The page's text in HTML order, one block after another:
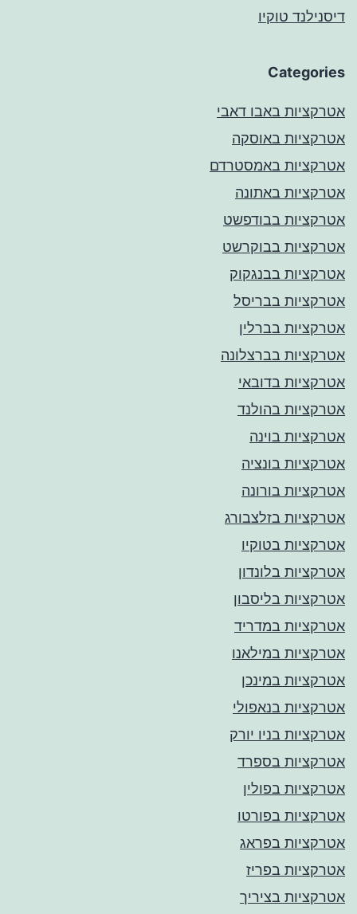
דיסנילנד טוקיו
Categories
אטרקציות באבו דאבי
אטרקציות באוסקה
אטרקציות באמסטרדם
אטרקציות באתונה
אטרקציות בבודפשט
אטרקציות בבוקרשט
אטרקציות בבנגקוק
אטרקציות בבריסל
אטרקציות בברלין
אטרקציות בברצלונה
אטרקציות בדובאי
אטרקציות בהולנד
אטרקציות בוינה
אטרקציות בונציה
אטרקציות בורונה
אטרקציות בזלצבורג
אטרקציות בטוקיו
אטרקציות בלונדון
אטרקציות בליסבון
אטרקציות במדריד
אטרקציות במילאנו
אטרקציות במינכן
אטרקציות בנאפולי
אטרקציות בניו יורק
אטרקציות בספרד
אטרקציות בפולין
אטרקציות בפורטו
אטרקציות בפראג
אטרקציות בפריז
אטרקציות בציריך